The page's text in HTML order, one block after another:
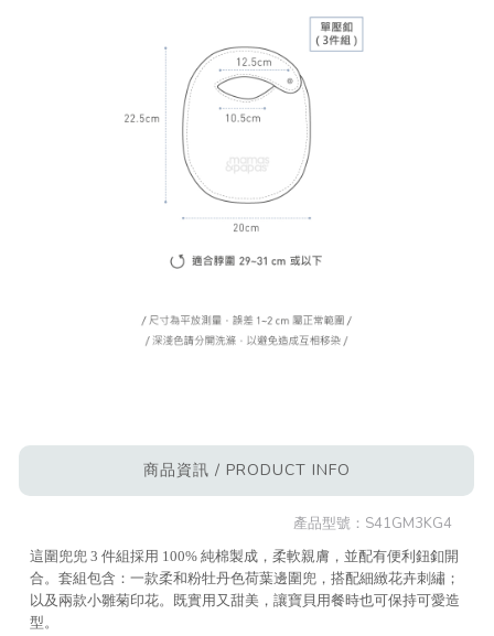
商品資訊 / PRODUCT INFO
產品型號： S41GM3KG4
這圍兜兜 3 件組採用 100% 純棉製成，柔軟親膚，並配有便利鈕釦開
合。套組包含：一款柔和粉牡丹色荷葉邊圍兜，搭配細緻花卉刺繡；
以及兩款小雛菊印花。既實用又甜美，讓寶貝用餐時也可保持可愛造
型。